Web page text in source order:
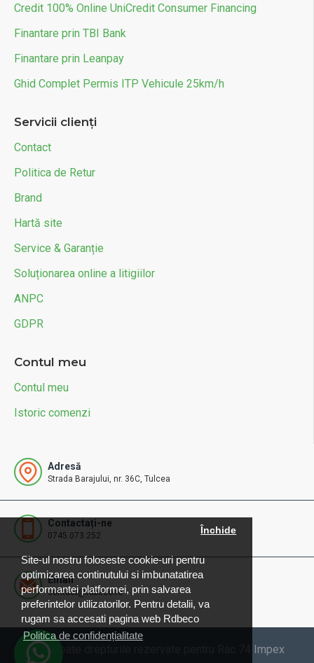
Site-ul nostru foloseste cookie-uri pentru
optimizarea continutului si imbunatatirea
performantei platformei, prin salvarea
preferintelor utilizatorilor. Pentru detalii, va
rugam sa accesati pagina web Rdbeco
Politica de confidențialitate
Închide
Credit 100% Online UniCredit Consumer Financing
Finantare prin TBI Bank
Finantare prin Leanpay
Ghid Complet Permis ITP Vehicule 25km/h
Servicii clienți
Contact
Politica de Retur
Brand
Hartă site
Service & Garanție
Soluționarea online a litigiilor
ANPC
GDPR
Contul meu
Contul meu
Istoric comenzi
Adresă
Strada Barajului, nr. 36C, Tulcea
Contactați-ne
0745.073.252
Email
contact@rdbeco.ro
© 2025 Toate drepturile rezervate pentru Rac 74 Impex